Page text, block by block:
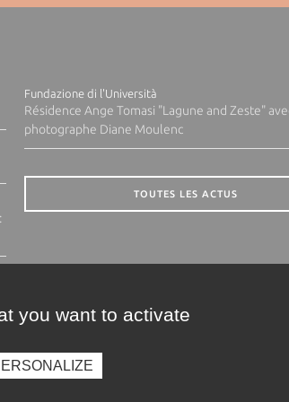
Fundazione di l'Università
Résidence Ange Tomasi "Lagune and Zeste"
photographe Diane Moulenc
TOUTES LES ACTUS
you want to activate